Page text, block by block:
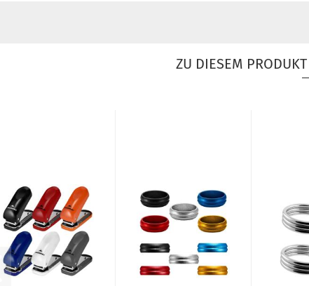
ZU DIESEM